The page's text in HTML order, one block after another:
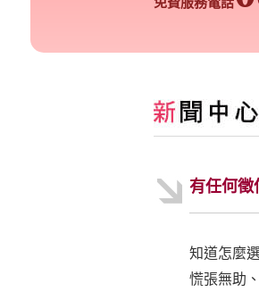
有任何徵
知道怎麼
慌張無助